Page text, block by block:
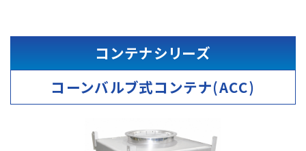
コンテナシリーズ
コーンバルブ式コンテナ(ACC)